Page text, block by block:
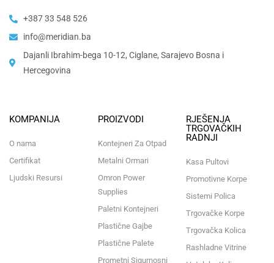
+387 33 548 526
info@meridian.ba
Dajanli Ibrahim-bega 10-12, Ciglane, Sarajevo Bosna i
Hercegovina​
KOMPANIJA
O nama
Certifikat
Ljudski Resursi
PROIZVODI
Kontejneri Za Otpad
Metalni Ormari
Omron Power
Supplies
Paletni Kontejneri
Plastične Gajbe
Plastične Palete
Prometni Sigurnosni
RJEŠENJA
TRGOVAČKIH
RADNJI
Kasa Pultovi
Promotivne Korpe
Sistemi Polica
Trgovačke Korpe
Trgovačka Kolica
Rashladne Vitrine